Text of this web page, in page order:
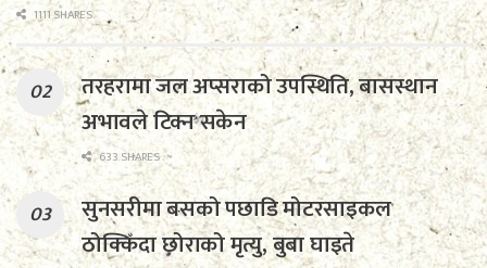
1111 SHARES
तरहरामा जल अप्सराको उपस्थिति, बासस्थान
अभावले टिक्न सकेन
633 SHARES
सुनसरीमा बसको पछाडि मोटरसाइकल
ठोक्किँदा छोराको मृत्यु, बुबा घाइते